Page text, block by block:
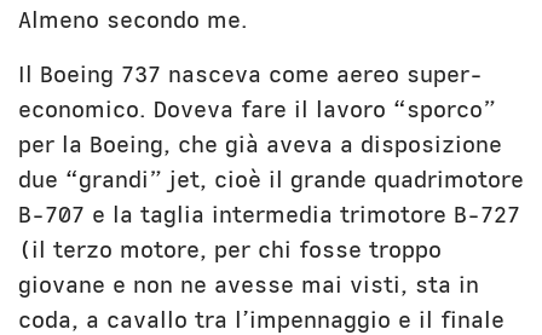
Almeno secondo me.
Il Boeing 737 nasceva come aereo super-
economico. Doveva fare il lavoro “sporco”
per la Boeing, che già aveva a disposizione
due “grandi” jet, cioè il grande quadrimotore
B-707 e la taglia intermedia trimotore B-727
(il terzo motore, per chi fosse troppo
giovane e non ne avesse mai visti, sta in
coda, a cavallo tra l’impennaggio e il finale